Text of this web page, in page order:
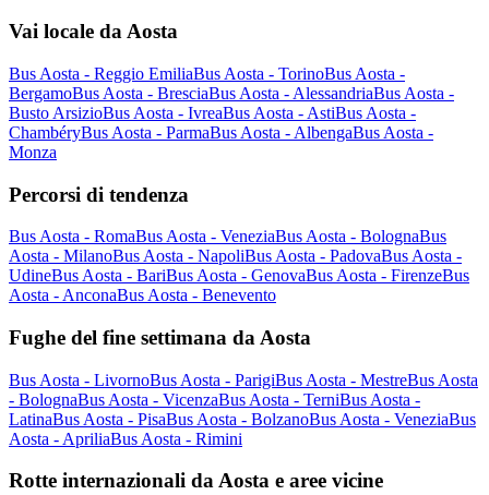
Vai locale da Aosta
Bus Aosta - Reggio EmiliaBus Aosta - TorinoBus Aosta -
BergamoBus Aosta - BresciaBus Aosta - AlessandriaBus Aosta -
Busto ArsizioBus Aosta - IvreaBus Aosta - AstiBus Aosta -
ChambéryBus Aosta - ParmaBus Aosta - AlbengaBus Aosta -
Monza
Percorsi di tendenza
Bus Aosta - RomaBus Aosta - VeneziaBus Aosta - BolognaBus
Aosta - MilanoBus Aosta - NapoliBus Aosta - PadovaBus Aosta -
UdineBus Aosta - BariBus Aosta - GenovaBus Aosta - FirenzeBus
Aosta - AnconaBus Aosta - Benevento
Fughe del fine settimana da Aosta
Bus Aosta - LivornoBus Aosta - ParigiBus Aosta - MestreBus Aosta
- BolognaBus Aosta - VicenzaBus Aosta - TerniBus Aosta -
LatinaBus Aosta - PisaBus Aosta - BolzanoBus Aosta - VeneziaBus
Aosta - ApriliaBus Aosta - Rimini
Rotte internazionali da Aosta e aree vicine